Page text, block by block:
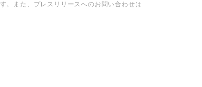
。また、プレスリリースへのお問い合わせは